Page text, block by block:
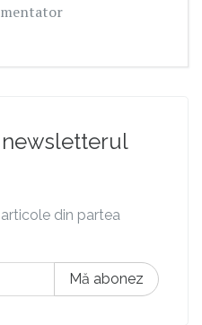
din partea
Mă abonez